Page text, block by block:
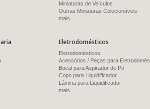
Miniaturas de Veículos
Outras Miniaturas Colecionáveis
mais..
Eletrodomésticos
Eletrodomésticos
Acessórios / Peças para
Bocal para Aspirador de Pó
Copo para Liquidificador
Lâmina para Liquidificador
mais..